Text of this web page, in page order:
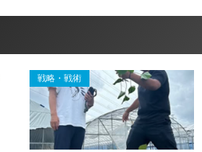
戦略・戦術